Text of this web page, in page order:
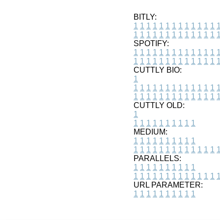
BITLY:
1 1 1 1 1 1 1 1 1 1 1 1 1 1
1 1 1 1 1 1 1 1 1 1 1 1 1 1
SPOTIFY:
1 1 1 1 1 1 1 1 1 1 1 1 1 1
1 1 1 1 1 1 1 1 1 1 1 1 1 1
CUTTLY BIO:
1
1 1 1 1 1 1 1 1 1 1 1 1 1 1
1 1 1 1 1 1 1 1 1 1 1 1 1 1
CUTTLY OLD:
1
1 1 1 1 1 1 1 1 1 1
MEDIUM:
1 1 1 1 1 1 1 1 1 1
1 1 1 1 1 1 1 1 1 1 1 1 1 1
PARALLELS:
1 1 1 1 1 1 1 1 1 1
1 1 1 1 1 1 1 1 1 1 1 1 1 1
URL PARAMETER:
1 1 1 1 1 1 1 1 1 1